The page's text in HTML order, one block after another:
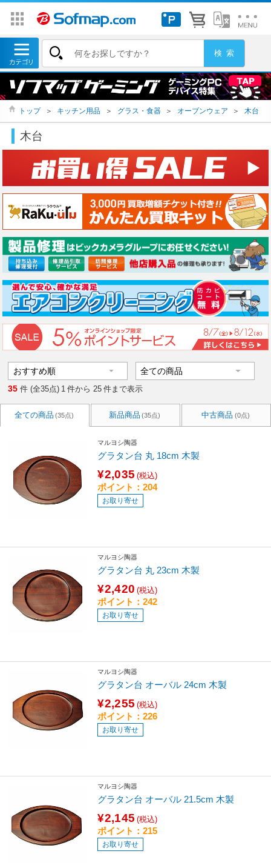
トップ ＞ キッチン用品 ＞ グラス・食器 ＞ オーブンウェア ＞ 木台
木台
35 件 (全35点) 1 件から 25 件まで表示
全ての商品 (35点) 新品商品 (35点) 中古商品 (0点)
マルヨシ陶器
グラタン台 丸 18cm 木製
¥2,035 (税込)
ポイント：204
お取り寄せ
マルヨシ陶器
グラタン台 丸 23cm 木製
¥2,420 (税込)
ポイント：242
お取り寄せ
マルヨシ陶器
グラタン台 オーバル 24cm 木製
¥2,255 (税込)
ポイント：226
お取り寄せ
マルヨシ陶器
グラタン台 オーバル 21.5cm 木製
¥2,145 (税込)
ポイント：215
お取り寄せ